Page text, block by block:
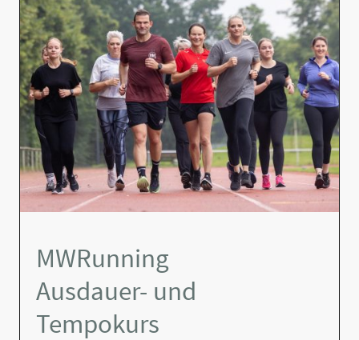
MWRunning
Ausdauer- und
Tempokurs